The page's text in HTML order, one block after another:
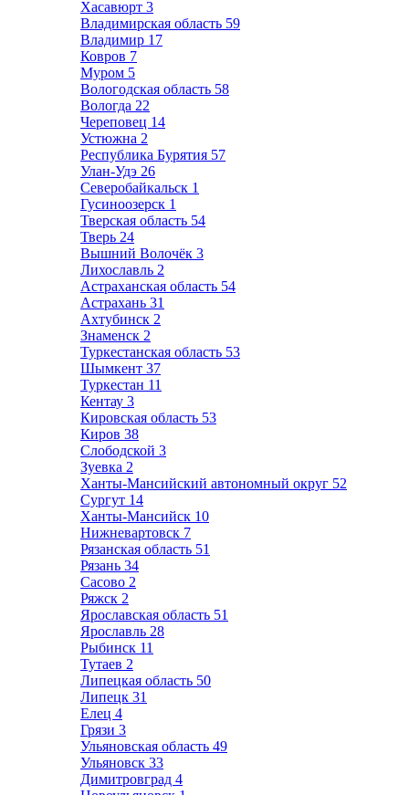
Хасавюрт 3
Владимирская область 59
Владимир 17
Ковров 7
Муром 5
Вологодская область 58
Вологда 22
Череповец 14
Устюжна 2
Республика Бурятия 57
Улан-Удэ 26
Северобайкальск 1
Гусиноозерск 1
Тверская область 54
Тверь 24
Вышний Волочёк 3
Лихославль 2
Астраханская область 54
Астрахань 31
Ахтубинск 2
Знаменск 2
Туркестанская область 53
Шымкент 37
Туркестан 11
Кентау 3
Кировская область 53
Киров 38
Слободской 3
Зуевка 2
Ханты-Мансийский автономный округ 52
Сургут 14
Ханты-Мансийск 10
Нижневартовск 7
Рязанская область 51
Рязань 34
Сасово 2
Ряжск 2
Ярославская область 51
Ярославль 28
Рыбинск 11
Тутаев 2
Липецкая область 50
Липецк 31
Елец 4
Грязи 3
Ульяновская область 49
Ульяновск 33
Димитровград 4